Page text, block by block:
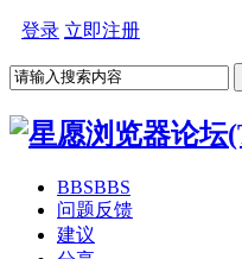
登录 立即注册
BBSBBS
问题反馈
建议